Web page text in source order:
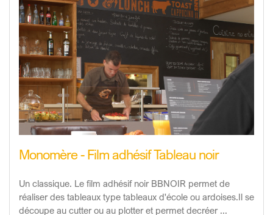
Monomère - Film adhésif Tableau noir
Un classique. Le film adhésif noir BBNOIR permet de
réaliser des tableaux type tableaux d'école ou ardoises.Il se
découpe au cutter ou au plotter et permet decréer ...